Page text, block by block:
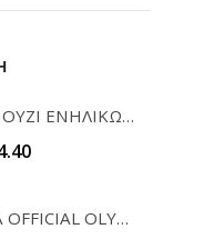
ΜΠΟΥΡΝΟΥΖΙ ΕΝΗΛΙΚΩΝ OLYMPIACOS BC
ΠΕΤΣΕΤΑ OFFICIAL OLYMPIACOS BC PALAMAIKI